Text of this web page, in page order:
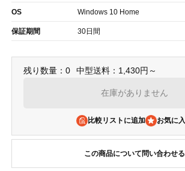
OS Windows 10 Home
保証期間 30日間
残り数量：0 中型送料：1,430円～
在庫がありません
比較リストに追加
この商品について問い合わせる